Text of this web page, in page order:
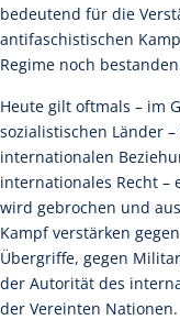
bedeutend für die
antifaschistischen
Regime noch
Heute gilt oftmals – im
sozialistischen Länder –
internationalen
internationales Recht –
wird gebrochen und
Kampf verstärken
Übergriffe, gegen
der Autorität des
der Vereinten Nationen.